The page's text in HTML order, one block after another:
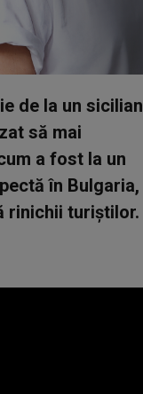
de la un sicilian
să mai
a fost la un
în Bulgaria,
rinichii turiștilor.